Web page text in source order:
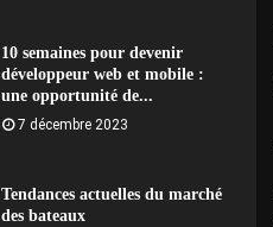
10 semaines pour devenir
développeur web et mobile :
une opportunité de...
7 décembre 2023
Tendances actuelles du marché
des bateaux